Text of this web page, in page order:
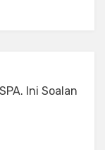
Ini Soalan